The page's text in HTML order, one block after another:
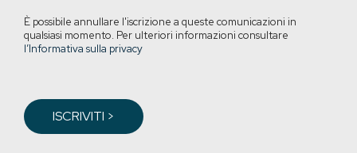
È possibile annullare l'iscrizione a queste comunicazioni in
qualsiasi momento. Per ulteriori informazioni consultare
l’Informativa sulla privacy